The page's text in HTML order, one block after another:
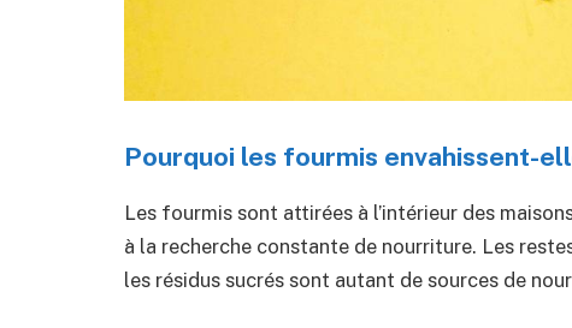
Pourquoi les fourmis envahissent-
Les fourmis sont attirées à l’intérieur des
à la recherche constante de nourriture. Les
les résidus sucrés sont autant de sources de